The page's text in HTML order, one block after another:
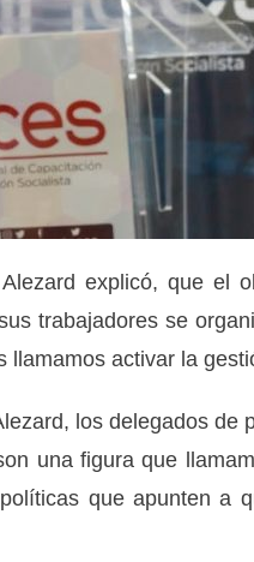
explicó, que el
trabajadores se
llamamos activar la
los delegados de
una figura que
que apunten a